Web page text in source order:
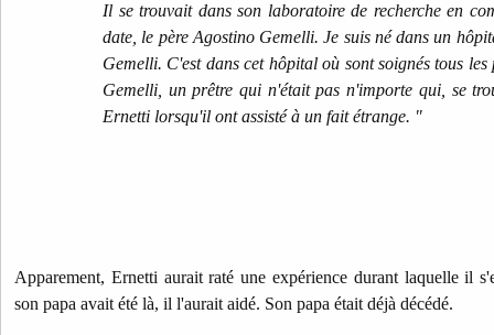
Il se trouvait dans son laboratoire de recherche en
date, le père Agostino Gemelli. Je suis né dans un
Gemelli. C'est dans cet hôpital où sont soignés tous
Gemelli, un prêtre qui n'était pas n'importe qui, se
Ernetti lorsqu'il ont assisté à un fait étrange. "
Apparement, Ernetti aurait raté une expérience durant laquelle il
son papa avait été là, il l'aurait aidé. Son papa était déjà décédé.